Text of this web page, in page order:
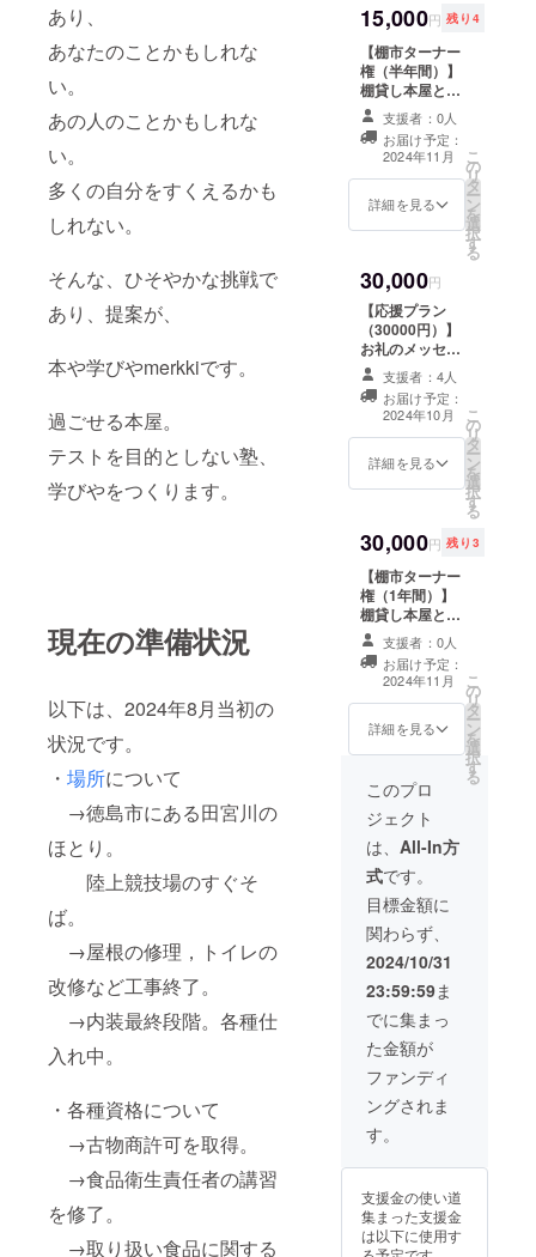
あり、
あなたのことかもしれな
い。
あの人のことかもしれな
い。
多くの自分をすくえるかも
しれない。
そんな、ひそやかな挑戦で
あり、提案が、
本や学びやmerkkiです。
過ごせる本屋。
テストを目的としない塾、
学びやをつくります。
現在の準備状況
以下は、2024年8月当初の
状況です。
・ 場所について
→徳島市にある田宮川の
ほとり。
陸上競技場のすぐそ
ば。
→屋根の修理，トイレの
改修など工事終了。
→内装最終段階。各種仕
入れ中。
・各種資格について
→古物商許可を取得。
→食品衛生責任者の講習
を修了。
→取り扱い食品に関する
ルにて調整いた
します。
15,000円 残り4
【棚市ターナー
権（半年間）】
棚貸し本屋とし
て半年間、棚（1
区画）使用でき
ます。 ※使用す
る際は、来店い
ただくことが望
ましいです。 ※
支援者：0人
お届け予定：
2024年11月
詳細を見る
こ
の
リ
タ
ー
ン
を
選
択
す
る
30,000円
【応援プラン
（30000円）】
お礼のメッセー
ジをお送りしま
す。 ※このリ
ターンは各種
「応援プラン，
もっと応援プラ
ン」（3000円，
5000円，10000
じ内容になりま
す。
支援者：4人
お届け予定：
2024年10月
詳細を見る
こ
の
リ
タ
ー
ン
を
選
択
す
る
30,000円 残り3
【棚市ターナー
権（1年間）】
棚貸し本屋とし
て1年間、棚（1
区画）使用でき
ます。 ※使用す
る際は、来店い
ただくことが望
ましいです。 ※
します。
支援者：0人
お届け予定：
2024年11月
詳細を見る
こ
の
リ
タ
ー
ン
を
選
択
す
る
このプロ
ジェクト
は、 All-In方
式です。
目標金額に
関わらず、
2024/10/31
23:59:59ま
でに集まっ
た金額が
ファンディ
ングされま
す。
支援金の使い道
集まった支援金
は以下に使用す